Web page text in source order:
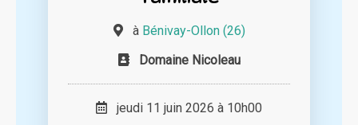
à Bénivay-Ollon (26)
Domaine Nicoleau
jeudi 11 juin 2026 à 10h00